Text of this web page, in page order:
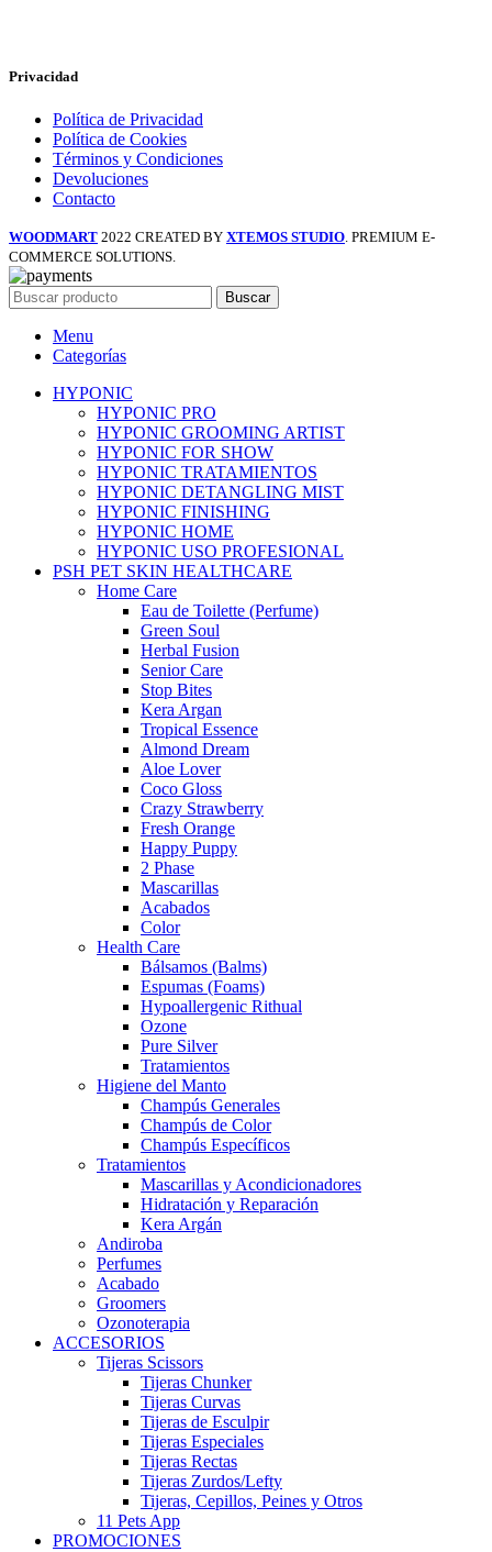
Privacidad
Política de Privacidad
Política de Cookies
Términos y Condiciones
Devoluciones
Contacto
WOODMART 2022 CREATED BY XTEMOS STUDIO. PREMIUM E-
COMMERCE SOLUTIONS.
Buscar
Menu
Categorías
HYPONIC
HYPONIC PRO
HYPONIC GROOMING ARTIST
HYPONIC FOR SHOW
HYPONIC TRATAMIENTOS
HYPONIC DETANGLING MIST
HYPONIC FINISHING
HYPONIC HOME
HYPONIC USO PROFESIONAL
PSH PET SKIN HEALTHCARE
Home Care
Eau de Toilette (Perfume)
Green Soul
Herbal Fusion
Senior Care
Stop Bites
Kera Argan
Tropical Essence
Almond Dream
Aloe Lover
Coco Gloss
Crazy Strawberry
Fresh Orange
Happy Puppy
2 Phase
Mascarillas
Acabados
Color
Health Care
Bálsamos (Balms)
Espumas (Foams)
Hypoallergenic Rithual
Ozone
Pure Silver
Tratamientos
Higiene del Manto
Champús Generales
Champús de Color
Champús Específicos
Tratamientos
Mascarillas y Acondicionadores
Hidratación y Reparación
Kera Argán
Andiroba
Perfumes
Acabado
Groomers
Ozonoterapia
ACCESORIOS
Tijeras Scissors
Tijeras Chunker
Tijeras Curvas
Tijeras de Esculpir
Tijeras Especiales
Tijeras Rectas
Tijeras Zurdos/Lefty
Tijeras, Cepillos, Peines y Otros
11 Pets App
PROMOCIONES